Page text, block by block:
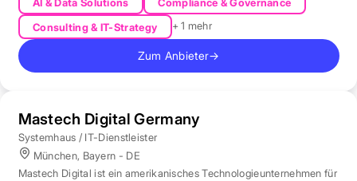
Consulting & IT-Strategy
+ 1 mehr
Zum Anbieter→
Mastech Digital Germany
Systemhaus / IT-Dienstleister
München, Bayern - DE
Mastech Digital ist ein amerikanisches Technologieunternehmen für